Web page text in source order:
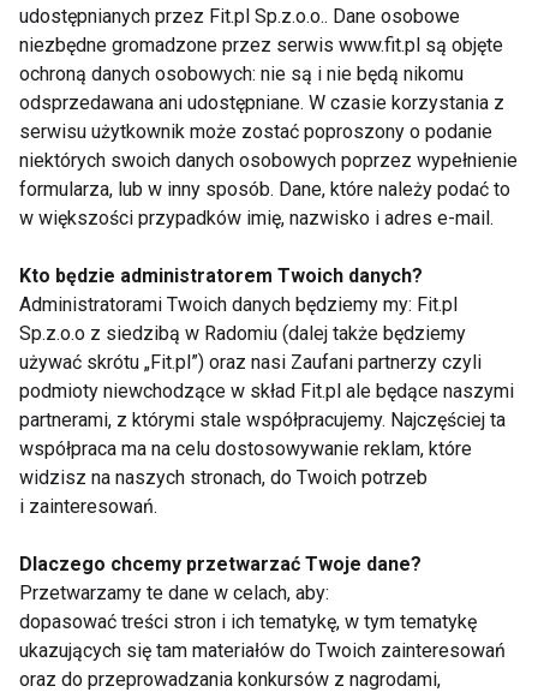
Sposób przygotowania:
Płatki owsiane zalej mlekiem i gotuj na
małym ogniu przez 5 minut.
Dodaj orzechy i owoce, a na koniec polej
miodem.
Owsianka jest bogata w węglowodany złożone, które
stopniowo uwalniają energię, co jest idealne dla
osób prowadzących aktywny tryb życia. Orzechy
dostarczają zdrowych tłuszczów, a owoce —
witamin i antyoksydantów.
4. Jajka w koszulkach na grzance
z pełnoziarnistego pieczywa
Jajka w koszulkach to elegancka i zdrowa opcja na
szybkie śniadanie. Pełnoziarniste pieczywo
dostarcza węglowodanów, które wspomagają
regenerację mięśni po treningu.
udostępnianych przez Fit.pl Sp.z.o.o.. Dane osobowe
niezbędne gromadzone przez serwis www.fit.pl są objęte
ochroną danych osobowych: nie są i nie będą nikomu
odsprzedawana ani udostępniane. W czasie korzystania z
serwisu użytkownik może zostać poproszony o podanie
niektórych swoich danych osobowych poprzez wypełnienie
formularza, lub w inny sposób. Dane, które należy podać to
w większości przypadków imię, nazwisko i adres e-mail.
Kto będzie administratorem Twoich danych?
Administratorami Twoich danych będziemy my: Fit.pl
Sp.z.o.o z siedzibą w Radomiu (dalej także będziemy
używać skrótu „Fit.pl”) oraz nasi Zaufani partnerzy czyli
podmioty niewchodzące w skład Fit.pl ale będące naszymi
partnerami, z którymi stale współpracujemy. Najczęściej ta
współpraca ma na celu dostosowywanie reklam, które
widzisz na naszych stronach, do Twoich potrzeb
i zainteresowań.
Dlaczego chcemy przetwarzać Twoje dane?
Przetwarzamy te dane w celach, aby:
dopasować treści stron i ich tematykę, w tym tematykę
ukazujących się tam materiałów do Twoich zainteresowań
oraz do przeprowadzania konkursów z nagrodami,